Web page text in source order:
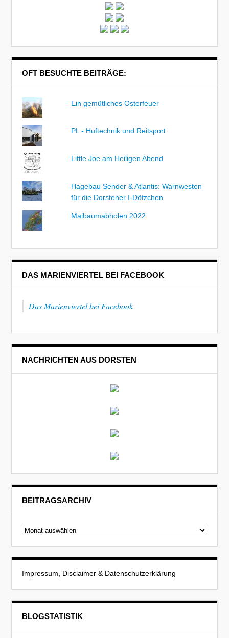
OFT BESUCHTE BEITRÄGE:
Ein gemütliches Osterfeuer
PL - Huftechnik und Reitsport
Little Joe am Heiligen Abend
Hagebau Sender & Atlantis: Warnwesten
für die Dorstener I-Dötzchen
Maibaumabholen 2022
DAS MARIENVIERTEL BEI FACEBOOK
Das Marienviertel bei Facebook
NACHRICHTEN AUS DORSTEN
BEITRAGSARCHIV
Beitragsarchiv
Impressum, Disclaimer & Datenschutzerklärung
BLOGSTATISTIK